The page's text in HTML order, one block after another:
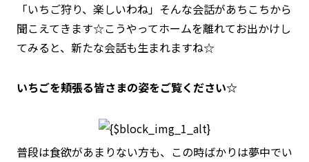
「いちご狩り、楽しいわね」そんな会話があちこちから
聞こえてきます☆こうやってホームを離れてお出かけし
てみると、新たな会話も生まれますね☆
いちごを頬張る皆さまの姿をご覧ください☆
普段は食欲があまりない方も、この時ばかりは夢中でい